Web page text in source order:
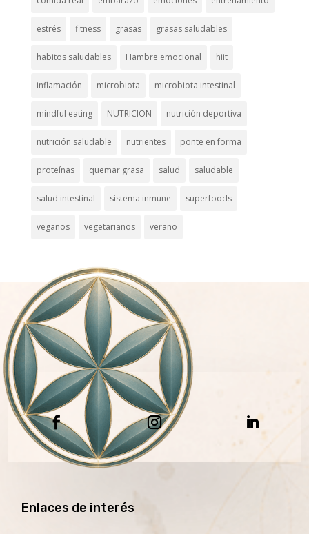
estrés fitness grasas grasas saludables
habitos saludables Hambre emocional hiit
inflamación microbiota microbiota intestinal
mindful eating NUTRICION nutrición deportiva
nutrición saludable nutrientes ponte en forma
proteínas quemar grasa salud saludable
salud intestinal sistema inmune superfoods
veganos vegetarianos verano
Enlaces de interés